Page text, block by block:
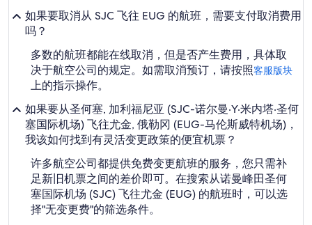
如果要取消从 SJC 飞往 EUG 的航班，需要支付取消费用
吗？
多数的航班都能在线取消，但是否产生费用，具体取
决于航空公司的规定。如需取消预订，请按照客服版块
上的指示操作。
如果要从圣何塞, 加利福尼亚 (SJC-诺尔曼·Y·米内塔·圣何
塞国际机场) 飞往尤金, 俄勒冈 (EUG-马伦斯威特机场)，
我该如何找到有灵活变更政策的便宜机票？
许多航空公司都提供免费变更航班的服务，您只需补
足新旧机票之间的差价即可。在搜索从诺曼峰田圣何
塞国际机场 (SJC) 飞往尤金 (EUG) 的航班时，可以选
择"无变更费"的筛选条件。